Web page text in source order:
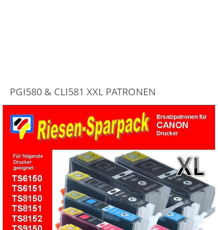
PGI580 & CLI581 XXL PATRONEN